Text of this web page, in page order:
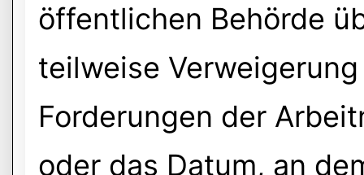
öffentlichen Behörde
teilweise
Forderungen der
oder das Datum, an